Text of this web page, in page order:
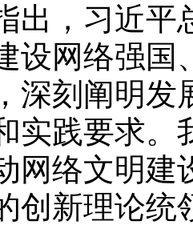
，习近平
设网络强国
深刻阐明发
实践要求
网络文明建
创新理论统